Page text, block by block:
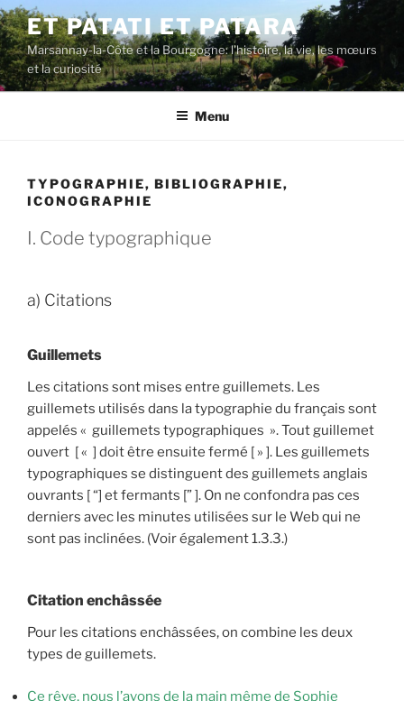
Aller
au
contenu
principal
ET PATATI ET PATARA
Marsannay-la-Côte et la Bourgogne: l'histoire, la vie, les mœurs
et la curiosité
Menu
TYPOGRAPHIE, BIBLIOGRAPHIE,
ICONOGRAPHIE
I. Code typographique
a) Citations
Guillemets
Les citations sont mises entre guillemets. Les
guillemets utilisés dans la typographie du français sont
appelés « guillemets typographiques ». Tout guillemet
ouvert [ « ] doit être ensuite fermé [ » ]. Les guillemets
typographiques se distinguent des guillemets anglais
ouvrants [ “] et fermants [” ]. On ne confondra pas ces
derniers avec les minutes utilisées sur le Web qui ne
sont pas inclinées. (Voir également 1.3.3.)
Citation enchâssée
Pour les citations enchâssées, on combine les deux
types de guillemets.
Ce rêve, nous l’avons de la main même de Sophie